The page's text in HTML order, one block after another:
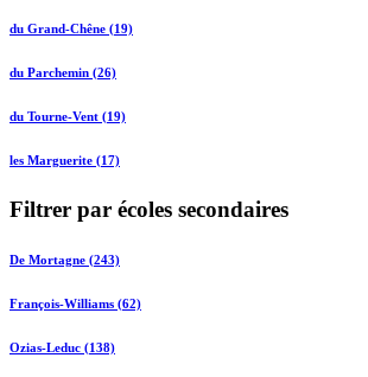
du Grand-Chêne (19)
du Parchemin (26)
du Tourne-Vent (19)
les Marguerite (17)
Filtrer par écoles secondaires
De Mortagne (243)
François-Williams (62)
Ozias-Leduc (138)